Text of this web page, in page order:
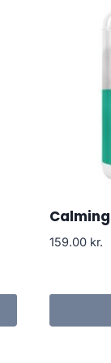
159.00 kr.